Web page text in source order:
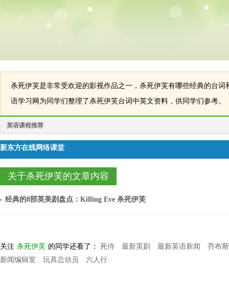
杀死伊芙是非常受欢迎的影视作品之一，杀死伊芙有哪些经典的台词
语学习网为同学们整理了杀死伊芙台词中英文资料，供同学们参考。
英语课程推荐
新东方在线网络课堂
关于杀死伊芙的文章内容
经典的8部英美剧盘点：Killing Eve 杀死伊芙
关注 杀死伊芙 的同学还看了： 死侍 最新英剧 最新英语新闻
乔布
新闻编辑室
玩具总动员 六人行